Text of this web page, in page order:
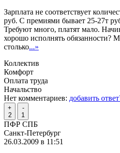
Зарплата не соответствует
руб. С премиями бывает 25-27т
Требуют много, платят мало.
хорошо исполнять обязанности?
столько...»
Коллектив
Комфорт
Оплата труда
Начальство
Нет комментариев: добавить
+
2
-
1
ПФР СПБ
Санкт-Петербург
26.03.2009 в 11:51